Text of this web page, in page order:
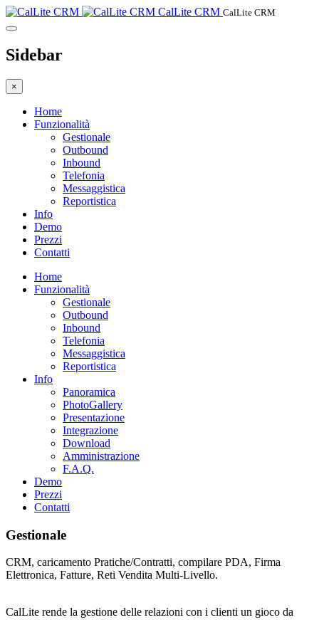
CalLite CRM CalLite CRM
Sidebar
×
Home
Funzionalità
Gestionale
Outbound
Inbound
Telefonia
Messaggistica
Reportistica
Info
Demo
Prezzi
Contatti
Home
Funzionalità
Gestionale
Outbound
Inbound
Telefonia
Messaggistica
Reportistica
Info
Panoramica
PhotoGallery
Presentazione
Integrazione
Download
Amministrazione
F.A.Q.
Demo
Prezzi
Contatti
Gestionale
CRM, caricamento Pratiche/Contratti, compilare PDA, Firma
Elettronica, Fatture, Reti Vendita Multi-Livello.
CalLite rende la gestione delle relazioni con i clienti un gioco da